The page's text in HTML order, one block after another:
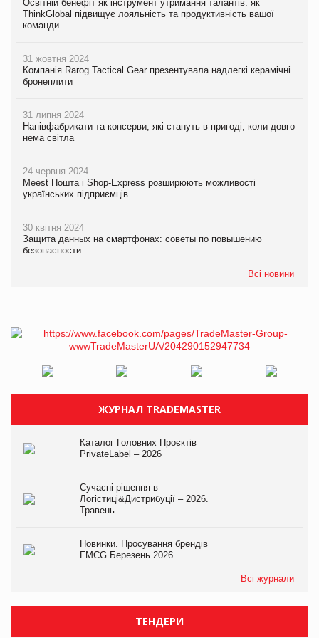
Освітній бенефіт як інструмент утримання талантів: як
ThinkGlobal підвищує лояльність та продуктивність вашої
команди
31 жовтня 2024
Компанія Rarog Tactical Gear презентувала надлегкі керамічні
бронеплити
31 липня 2024
Напівфабрикати та консерви, які стануть в пригоді, коли довго
нема світла
24 червня 2024
Meest Пошта і Shop-Express розширюють можливості
українських підприємців
30 квітня 2024
Защита данных на смартфонах: советы по повышению
безопасности
Всі новини
ЖУРНАЛ TRADEMASTER
Каталог Головних Проєктів
PrivateLabel – 2026
Сучасні рішення в
Логістиці&Дистрибуції – 2026.
Травень
Новинки. Просування брендів
FMCG.Березень 2026
Всі журнали
ТЕНДЕРИ